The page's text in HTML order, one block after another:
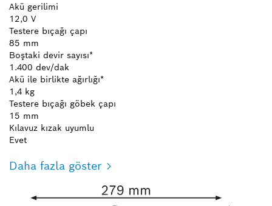
Akü gerilimi
12,0 V
Testere bıçağı çapı
85 mm
Boştaki devir sayısı*
1.400 dev/dak
Akü ile birlikte ağırlığı*
1,4 kg
Testere bıçağı göbek çapı
15 mm
Kılavuz kızak uyumlu
Evet
Daha fazla göster